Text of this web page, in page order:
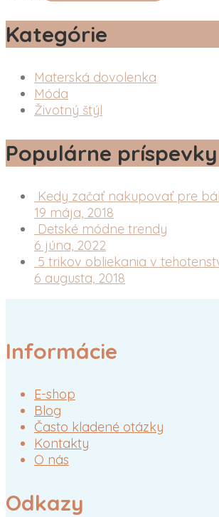
Kategórie
Materská dovolenka
Móda
Životný štýl
Populárne príspevky
Kedy začať nakupovať pre
19 mája, 2018
Detské módne trendy
6 júna, 2022
5 trikov obliekania v
6 augusta, 2018
Informácie
E-shop
Blog
Často kladené otázky
Kontakty
O nás
Odkazy